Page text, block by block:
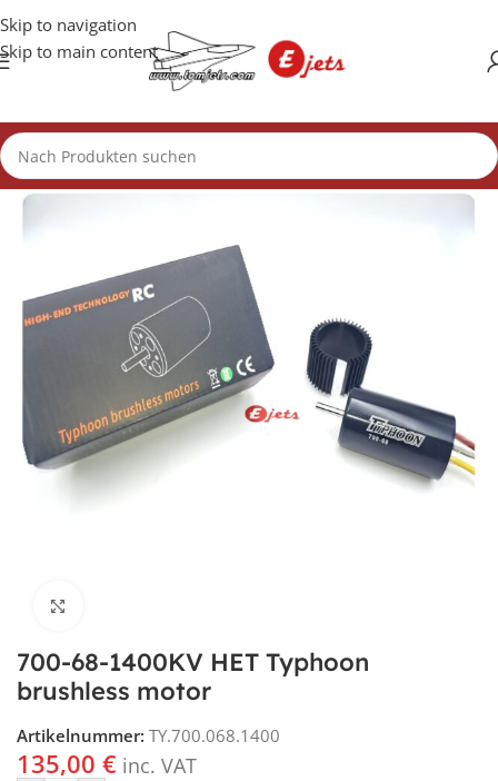
Skip to navigation
Skip to main content
Start/Motoren/39mm
700-68-1400KV HET Typhoon
brushless motor
Artikelnummer: TY.700.068.1400
135,00 € inc. VAT